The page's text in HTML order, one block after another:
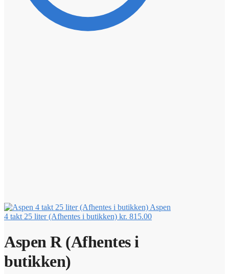
Aspen
4 takt 25 liter (Afhentes i butikken) kr. 815.00
Aspen R (Afhentes i
butikken)